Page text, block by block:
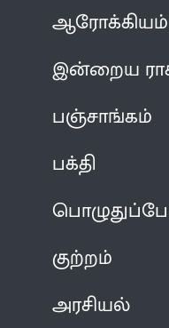
ஆரோக்கியம்
இன்றைய
பஞ்சாங்கம்
பக்தி
குற்றம்
அரசியல்